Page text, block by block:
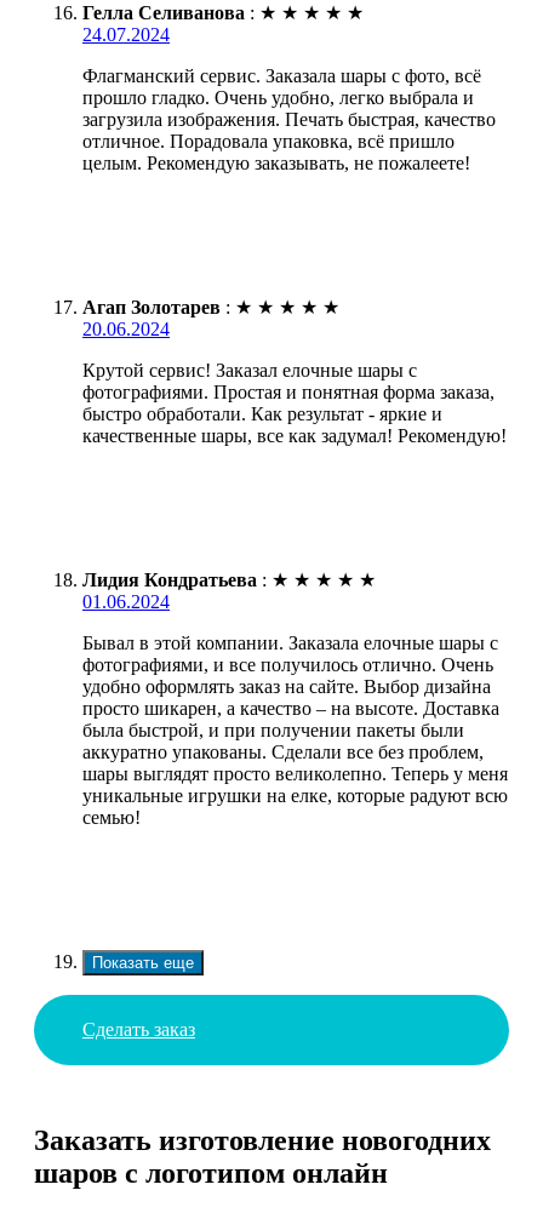
Гелла Селиванова : ★ ★ ★ ★ ★
24.07.2024
Флагманский сервис. Заказала шары с фото, всё
прошло гладко. Очень удобно, легко выбрала и
загрузила изображения. Печать быстрая, качество
отличное. Порадовала упаковка, всё пришло
целым. Рекомендую заказывать, не пожалеете!
Агап Золотарев : ★ ★ ★ ★ ★
20.06.2024
Крутой сервис! Заказал елочные шары с
фотографиями. Простая и понятная форма заказа,
быстро обработали. Как результат - яркие и
качественные шары, все как задумал! Рекомендую!
Лидия Кондратьева : ★ ★ ★ ★ ★
01.06.2024
Бывал в этой компании. Заказала елочные шары с
фотографиями, и все получилось отлично. Очень
удобно оформлять заказ на сайте. Выбор дизайна
просто шикарен, а качество – на высоте. Доставка
была быстрой, и при получении пакеты были
аккуратно упакованы. Сделали все без проблем,
шары выглядят просто великолепно. Теперь у меня
уникальные игрушки на елке, которые радуют всю
семью!
Показать еще
Сделать заказ
Заказать изготовление новогодних
шаров с логотипом онлайн